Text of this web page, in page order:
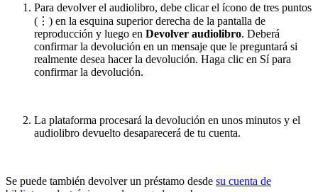
Para devolver el audiolibro, debe clicar el ícono de tres puntos
(⋮) en la esquina superior derecha de la pantalla de
reproducción y luego en Devolver audiolibro. Deberá
confirmar la devolución en un mensaje que le preguntará si
realmente desea hacer la devolución. Haga clic en Sí para
confirmar la devolución.
La plataforma procesará la devolución en unos minutos y el
audiolibro devuelto desaparecerá de tu cuenta.
Se puede también devolver un préstamo desde su cuenta de